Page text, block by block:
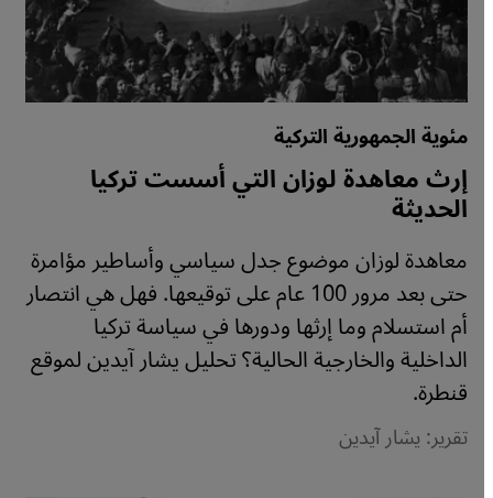
مئوية الجمهورية التركية
إرث معاهدة لوزان التي أسست تركيا
الحديثة
معاهدة لوزان موضوع جدل سياسي وأساطير مؤامرة
حتى بعد مرور 100 عام على توقيعها. فهل هي انتصار
أم استسلام وما إرثها ودورها في سياسة تركيا
الداخلية والخارجية الحالية؟ تحليل يشار آيدين لموقع
قنطرة.
تقرير: يشار آيدين